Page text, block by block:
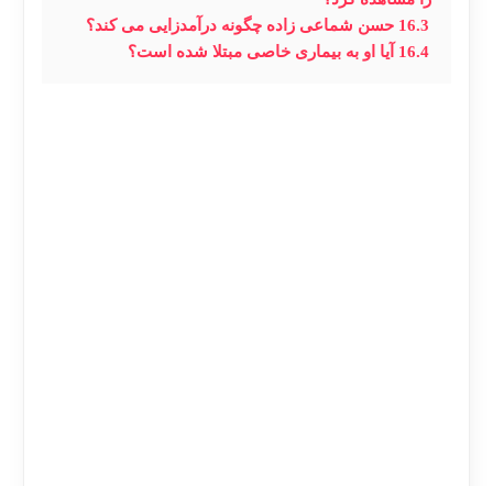
16.3 حسن شماعی زاده چگونه درآمدزایی می کند؟
16.4 آیا او به بیماری خاصی مبتلا شده است؟